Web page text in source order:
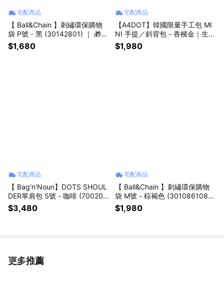
宅配商品
【 Ball&Chain 】刺繡環保購物
袋 P號 - 黑 (30142801) ｜ 🎁生
日送禮推薦
$1,680
宅配商品
【A4DOT】韓國限量手工包 MI
NI 手提／斜背包－香檳金｜生日
禮物・送禮推薦
$1,980
宅配商品
【 Bag'n'Noun】DOTS SHOUL
DER單肩包 S號 - 咖啡 (700209
62BROWN) ｜ 🎁 生日送禮推薦
$3,480
宅配商品
【 Ball&Chain 】刺繡環保購物
袋 M號 - 棕褐色 (301086108)
｜🎁生日送禮推薦
$1,980
更多推薦
看更多